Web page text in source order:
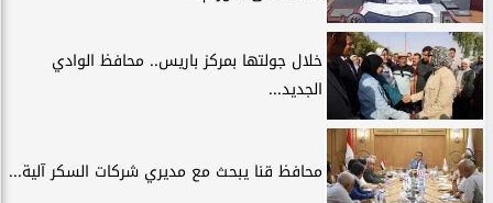
خلال جولتها بمركز باريس.. محافظ الوادي
الجديد...
محافظ قنا يبحث مع مديري شركات السكر آلية...